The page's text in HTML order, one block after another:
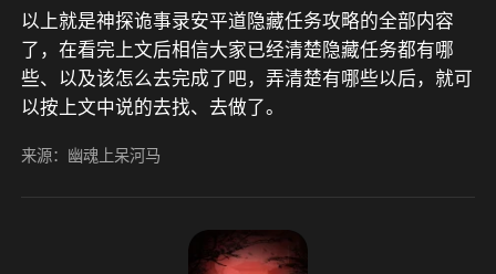
以上就是神探诡事录安平道隐藏任务攻略的全部内容
了，在看完上文后相信大家已经清楚隐藏任务都有哪
些、以及该怎么去完成了吧，弄清楚有哪些以后，就可
以按上文中说的去找、去做了。
来源：幽魂上呆河马